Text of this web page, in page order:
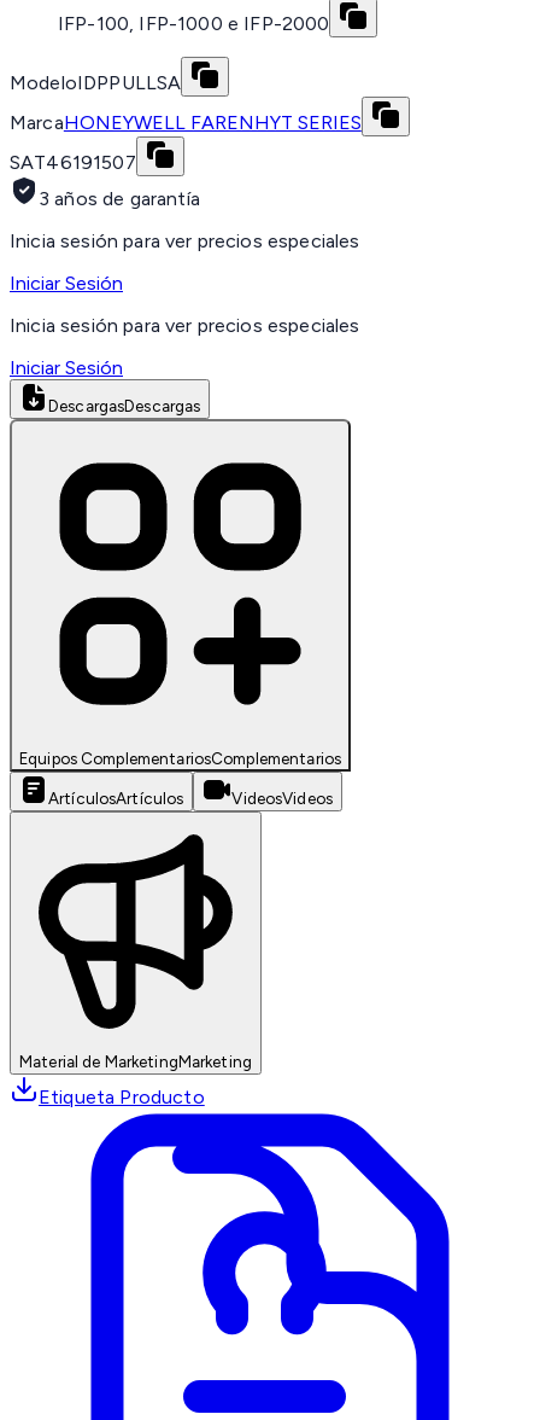
IFP-100, IFP-1000 e IFP-2000
ModeloIDPPULLSA
MarcaHONEYWELL FARENHYT SERIES
SAT46191507
3 años de garantía
Inicia sesión para ver precios especiales
Iniciar Sesión
Inicia sesión para ver precios especiales
Iniciar Sesión
DescargasDescargas
Equipos ComplementariosComplementarios
ArtículosArtículos VideosVideos
Material de MarketingMarketing
Etiqueta Producto